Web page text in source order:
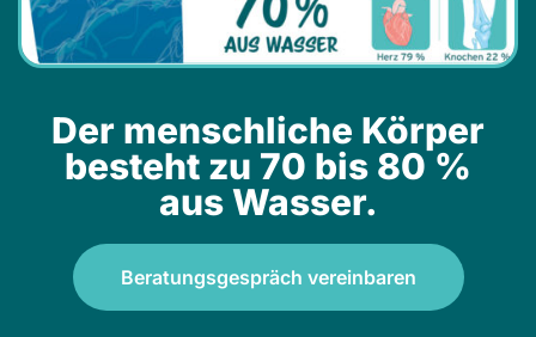
Der menschliche Körper
besteht zu 70 bis 80 %
aus Wasser.
Beratungsgespräch vereinbaren